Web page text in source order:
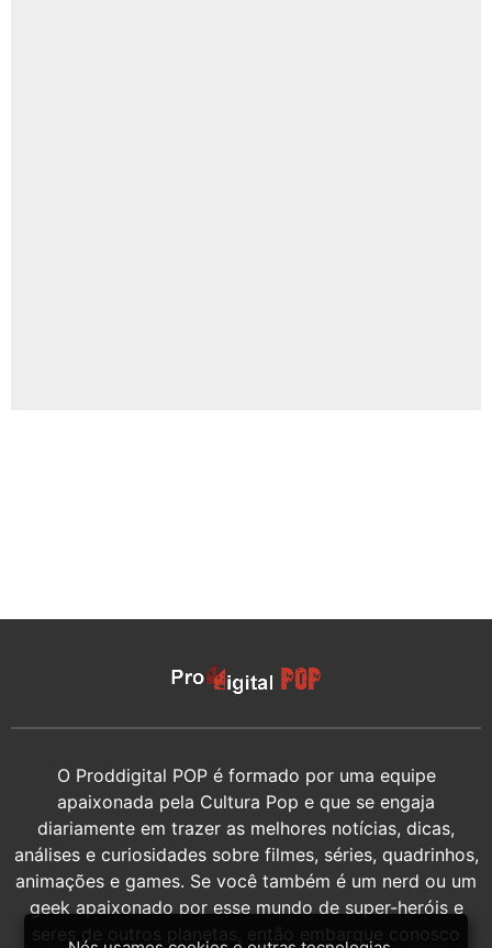
O Proddigital POP é formado por uma equipe
apaixonada pela Cultura Pop e que se engaja
diariamente em trazer as melhores notícias, dicas,
análises e curiosidades sobre filmes, séries, quadrinhos,
animações e games. Se você também é um nerd ou um
geek apaixonado por esse mundo de super-heróis e
seres de outros planetas, então embarque conosco